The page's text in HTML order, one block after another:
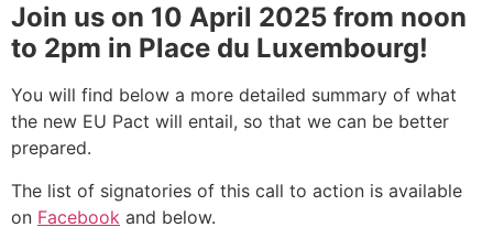
Join us on 10 April 2025 from noon
to 2pm in Place du Luxembourg!
You will find below a more detailed summary of what
the new EU Pact will entail, so that we can be better
prepared.
The list of signatories of this call to action is available
on Facebook and below.